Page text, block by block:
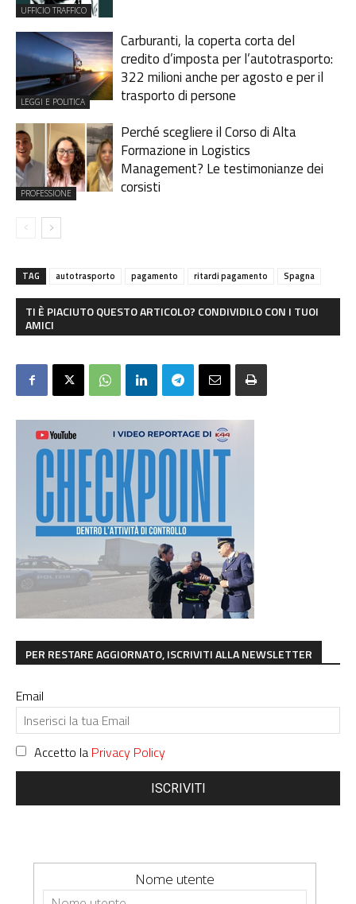
UFFICIO TRAFFICO
LEGGI E POLITICA
Carburanti, la coperta corta del
credito d’imposta per l’autotrasporto:
322 milioni anche per agosto e per il
trasporto di persone
PROFESSIONE
Perché scegliere il Corso di Alta
Formazione in Logistics
Management? Le testimonianze dei
corsisti
TAG autotrasporto pagamento ritardi pagamento Spagna
TI È PIACIUTO QUESTO ARTICOLO? CONDIVIDILO CON I TUOI
AMICI
PER RESTARE AGGIORNATO, ISCRIVITI ALLA NEWSLETTER
Email
Accetto la Privacy Policy
ISCRIVITI
Nome utente